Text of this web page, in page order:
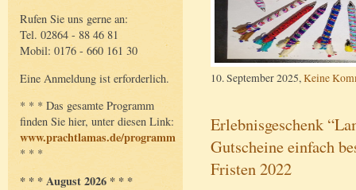
Rufen Sie uns gerne an:
Tel. 02864 - 88 46 81
Mobil: 0176 - 660 161 30
Eine Anmeldung ist erforderlich.
* * * Das gesamte Programm
finden Sie hier, unter diesen Link:
www.prachtlamas.de/programm
* * *
* * * August 2026 * * *
10. September 2025, Keine
Erlebnisgeschenk
Gutscheine einfach
Fristen 2022